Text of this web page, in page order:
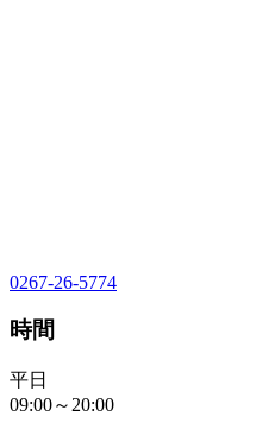
0267-26-5774
時間
平日
09:00～20:00